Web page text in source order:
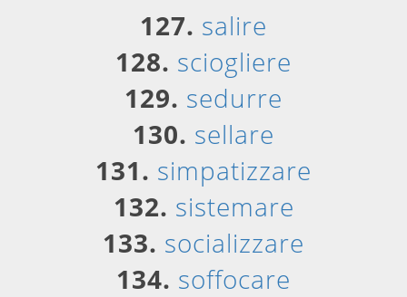
127. salire
128. sciogliere
129. sedurre
130. sellare
131. simpatizzare
132. sistemare
133. socializzare
134. soffocare